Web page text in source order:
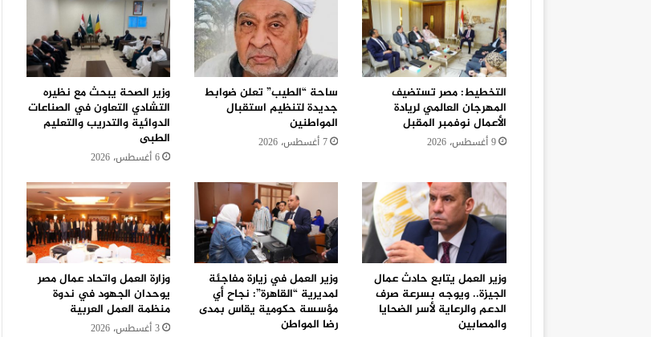
التخطيط: مصر تستضيف
المهرجان العالمي لريادة
الأعمال نوفمبر المقبل
9 أغسطس، 2026
ساحة “الطيب” تعلن ضوابط
جديدة لتنظيم استقبال
المواطنين
7 أغسطس، 2026
وزير الصحة يبحث مع نظيره
التشادي التعاون في الصناعات
الدوائية والتدريب والتعليم
الطبى
6 أغسطس، 2026
وزير العمل يتابع حادث عمال
الجيزة.. ويوجه بسرعة صرف
الدعم والرعاية لأسر الضحايا
والمصابين
وزير العمل في زيارة مفاجئة
لمديرية “القاهرة”: نجاح أي
مؤسسة حكومية يقاس بمدى
رضا المواطن
وزارة العمل واتحاد عمال مصر
يوحدان الجهود في ندوة
منظمة العمل العربية
3 أغسطس، 2026